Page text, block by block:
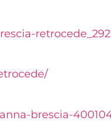
retrocede_
brescia-